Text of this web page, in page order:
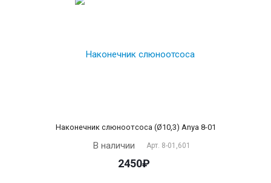
Наконечник слюноотсоса (Ø10,3) Anya 8-01
В наличии Арт. 8-01,601
2450₽